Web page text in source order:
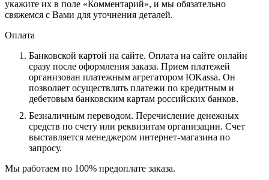
укажите их в поле «Комментарий», и мы обязательно
свяжемся с Вами для уточнения деталей.
Оплата
Банковской картой на сайте. Оплата на сайте онлайн
сразу после оформления заказа. Прием платежей
организован платежным агрегатором ЮKassa. Он
позволяет осуществлять платежи по кредитным и
дебетовым банковским картам российских банков.
Безналичным переводом. Перечисление денежных
средств по счету или реквизитам организации. Счет
выставляется менеджером интернет-магазина по
запросу.
Мы работаем по 100% предоплате заказа.